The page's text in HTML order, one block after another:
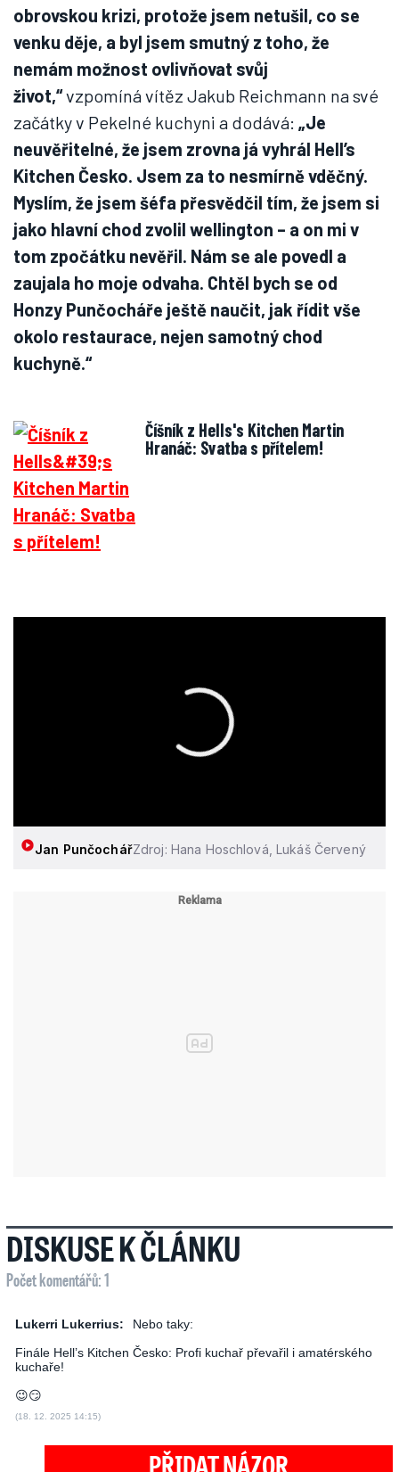
obrovskou krizi, protože jsem netušil, co se
venku děje, a byl jsem smutný z toho, že
nemám možnost ovlivňovat svůj
život,“vzpomíná vítěz Jakub Reichmann na své
začátky v Pekelné kuchyni a dodává: „Je
neuvěřitelné, že jsem zrovna já vyhrál Hell’s
Kitchen Česko. Jsem za to nesmírně vděčný.
Myslím, že jsem šéfa přesvědčil tím, že jsem si
jako hlavní chod zvolil wellington – a on mi v
tom zpočátku nevěřil. Nám se ale povedl a
zaujala ho moje odvaha. Chtěl bych se od
Honzy Punčocháře ještě naučit, jak řídit vše
okolo restaurace, nejen samotný chod
kuchyně.“
Číšník z Hells's Kitchen Martin
Hranáč: Svatba s přítelem!
Jan PunčochářZdroj: Hana Hoschlová, Lukáš Červený
DISKUSE K ČLÁNKU
Počet komentářů: 1
Lukerri Lukerrius:
Nebo taky:
Finále Hell’s Kitchen Česko: Profi kuchař převařil i amatérského
kuchaře!
😉😏
(18. 12. 2025 14:15)